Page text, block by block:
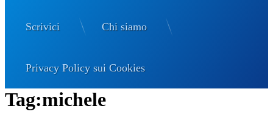
Scrivici Chi siamo
Privacy Policy sui Cookies
Tag:michele